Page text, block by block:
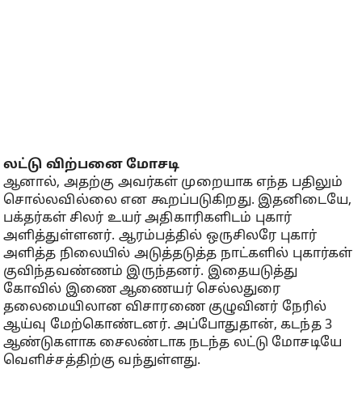
லட்டு விற்பனை மோசடி
ஆனால், அதற்கு அவர்கள் முறையாக எந்த பதிலும்
சொல்லவில்லை என கூறப்படுகிறது. இதனிடையே,
பக்தர்கள் சிலர் உயர் அதிகாரிகளிடம் புகார்
அளித்துள்ளனர். ஆரம்பத்தில் ஒருசிலரே புகார்
அளித்த நிலையில் அடுத்தடுத்த நாட்களில் புகார்கள்
குவிந்தவண்ணம் இருந்தனர். இதையடுத்து
கோவில் இணை ஆணையர் செல்லதுரை
தலைமையிலான விசாரணை குழுவினர் நேரில்
ஆய்வு மேற்கொண்டனர். அப்போதுதான், கடந்த 3
ஆண்டுகளாக சைலண்டாக நடந்த லட்டு மோசடியே
வெளிச்சத்திற்கு வந்துள்ளது.